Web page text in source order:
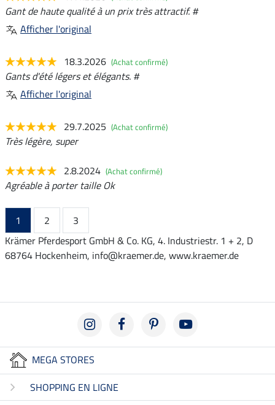
Gant de haute qualité à un prix très attractif. #
Afficher l'original
18.3.2026 (Achat confirmé)
Gants d'été légers et élégants. #
Afficher l'original
29.7.2025 (Achat confirmé)
Très légère, super
2.8.2024 (Achat confirmé)
Agréable à porter taille Ok
1 2
3
Krämer Pferdesport GmbH & Co. KG, 4. Industriestr. 1 + 2, D
68764 Hockenheim, info@kraemer.de, www.kraemer.de
MEGA STORES
SHOPPING EN LIGNE